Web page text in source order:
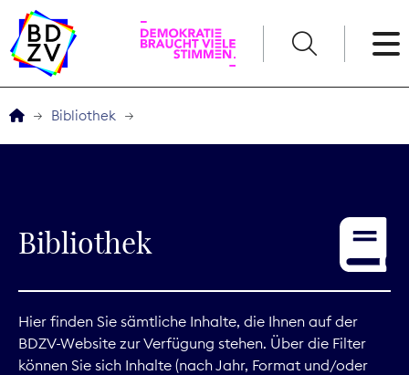
Service
Digitales
Bibliothek
Bibliothek
Hier finden Sie sämtliche Inhalte, die Ihnen auf der
BDZV-Website zur Verfügung stehen. Über die Filter
können Sie sich Inhalte (nach Jahr, Format und/oder